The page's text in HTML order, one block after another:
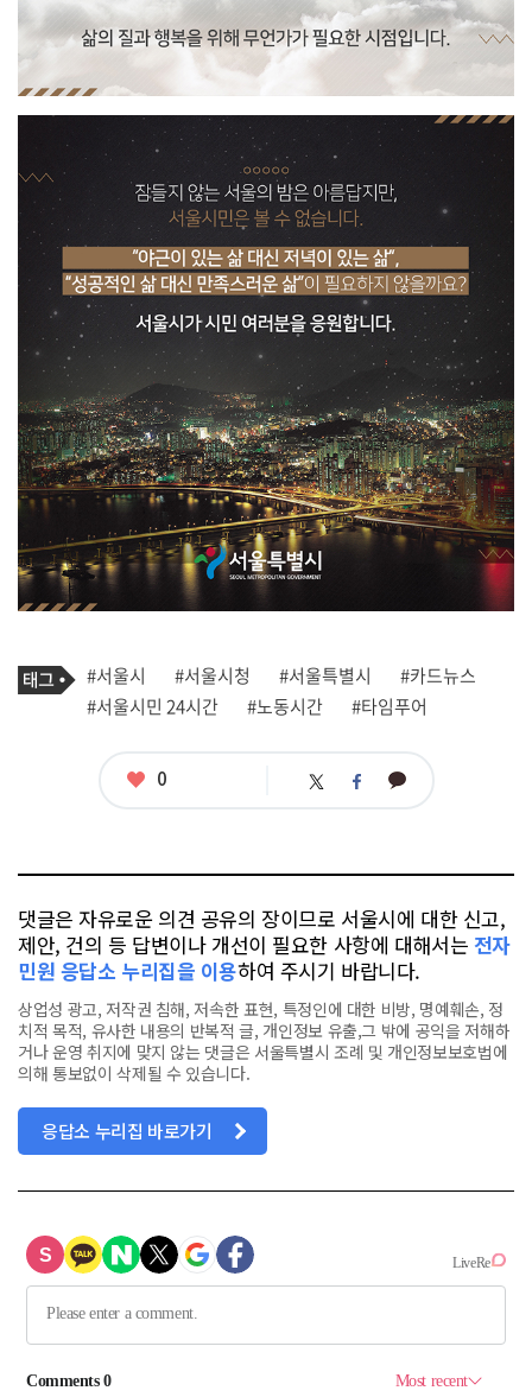
기
사
관
련
태
그
#서울시 #서울시청 #서울특별시
#카드뉴스
#서울시민 24시간
#노동시간 #타임푸어
좋
0 트 페 카
댓글은 자유로운 의견 공유의 장이므로 서울시에 대한 신고,
제안, 건의 등 답변이나 개선이 필요한 사항에 대해서는 전자
민원 응답소 누리집을 이용하여 주시기 바랍니다.
상업성 광고, 저작권 침해, 저속한 표현, 특정인에 대한 비방, 명예훼손, 정
치적 목적, 유사한 내용의 반복적 글, 개인정보 유출,그 밖에 공익을 저해하
거나 운영 취지에 맞지 않는 댓글은 서울특별시 조례 및 개인정보보호법에
의해 통보없이 삭제될 수 있습니다.
응답소 누리집 바로가기